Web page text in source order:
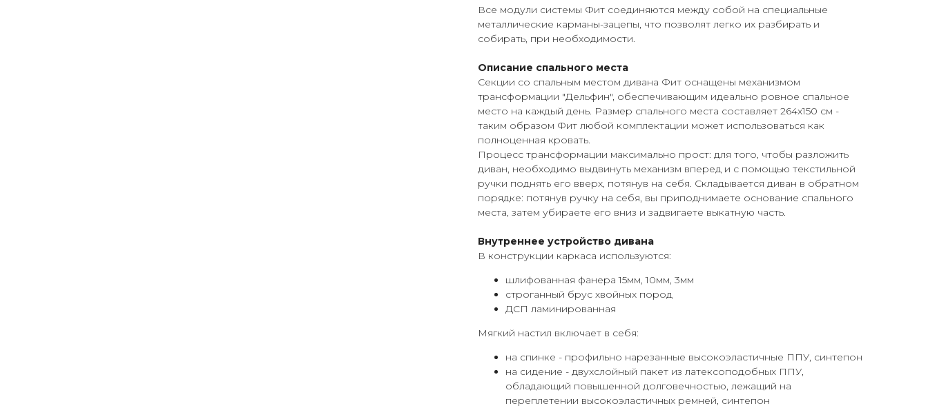
Все модули системы Фит соединяются между собой на специальные
металлические карманы-зацепы, что позволят легко их разбирать и
собирать, при необходимости.
Описание спального места
Секции со спальным местом дивана Фит оснащены механизмом
трансформации "Дельфин", обеспечивающим идеально ровное спальное
место на каждый день. Размер спального места составляет 264х150 см -
таким образом Фит любой комплектации может использоваться как
полноценная кровать.
Процесс трансформации максимально прост: для того, чтобы разложить
диван, необходимо выдвинуть механизм вперед и с помощью текстильной
ручки поднять его вверх, потянув на себя. Складывается диван в обратном
порядке: потянув ручку на себя, вы приподнимаете основание спального
места, затем убираете его вниз и задвигаете выкатную часть.
Внутреннее устройство дивана
В конструкции каркаса используются:
шлифованная фанера 15мм, 10мм, 3мм
строганный брус хвойных пород
ДСП ламинированная
Мягкий настил включает в себя:
на спинке - профильно нарезанные высокоэластичные ППУ, синтепон
на сидение - двухслойный пакет из латексоподобных ППУ,
обладающий повышенной долговечностью, лежащий на
переплетении высокоэластичных ремней, синтепон